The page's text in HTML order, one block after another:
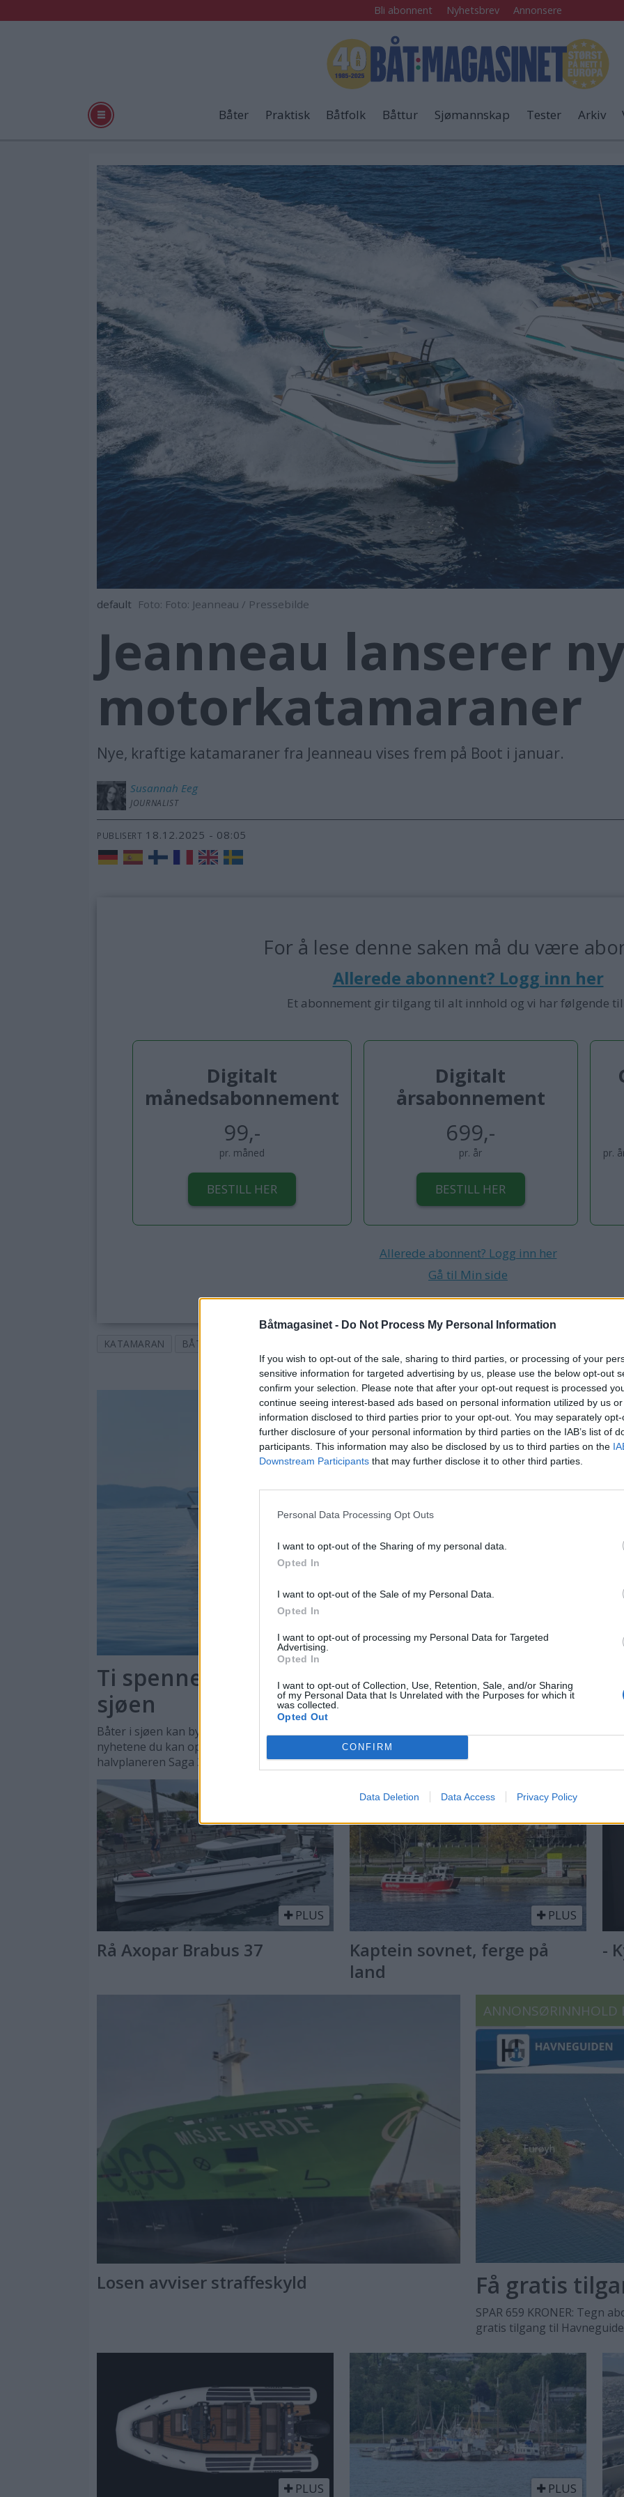
Båtmagasinet - Do Not Process My Personal Information
If you wish to opt-out of the sale, sharing to third parties, or processing of your
sensitive information for targeted advertising by us, please use the below opt-out
confirm your selection. Please note that after your opt-out request is processed
continue seeing interest-based ads based on personal information utilized by us
information disclosed to third parties prior to your opt-out. You may separately
further disclosure of your personal information by third parties on the IAB’s list of
participants. This information may also be disclosed by us to third parties on the
Downstream Participants that may further disclose it to other third parties.
Personal Data Processing Opt Outs
I want to opt-out of the Sharing of my personal data.
Opted In
I want to opt-out of the Sale of my Personal Data.
Opted In
I want to opt-out of processing my Personal Data for Targeted
Advertising.
Opted In
I want to opt-out of Collection, Use, Retention, Sale, and/or Sharing
of my Personal Data that Is Unrelated with the Purposes for which it
was collected.
Opted Out
CONFIRM
Data Deletion Data Access Privacy Policy
Bli abonnent Nyhetsbrev Annonsere
Båter Praktisk Båtfolk Båttur Sjømannskap Tester Arkiv
default Foto: Foto: Jeanneau / Pressebilde
Jeanneau lanserer
motorkatamaraner
Nye, kraftige katamaraner fra Jeanneau vises frem på Boot i januar.
Susannah Eeg
JOURNALIST
PUBLISERT 18.12.2025 - 08:05
For å lese denne saken må du være
Allerede abonnent? Logg inn her
Et abonnement gir tilgang til alt innhold og vi har følgende
Digitalt
månedsabonnement
99,-
pr. måned
BESTILL HER
Digitalt
årsabonnement
699,-
pr. år
BESTILL HER
pr.
Allerede abonnent? Logg inn her
Gå til Min side
KATAMARAN BÅTER
Ti spennende nyheter på Båter i
sjøen
Båter i sjøen kan by på en rekke store og små nyheter i år. Blant
nyhetene du kan oppleve er daycruiseren Askeladden Fenix 66BR og
halvplaneren Saga 355.
Lars O.
marinemaler
– Båter og Risør hører
PLUS
Rå Axopar Brabus 37
PLUS
Kaptein sovnet, ferge på
land
-
Losen avviser straffeskyld
ANNONSØRINNHOLD
Få gratis
SPAR 659 KRONER: Tegn
gratis tilgang til
PLUS PLUS